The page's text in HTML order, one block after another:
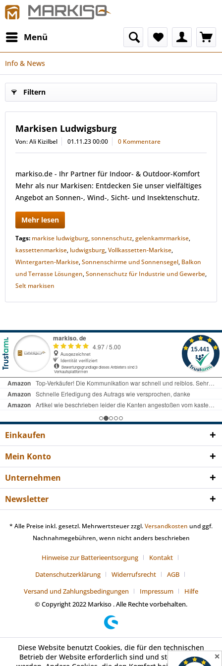
Menü
Info & News
Filtern
Markisen Ludwigsburg
Von: Ali Kizilbel 01.11.23 00:00 0 Kommentare
markiso.de - Ihr Partner für Indoor- & Outdoor-Komfort
Mehr als nur Markisen: Entdecken Sie unser vielfältiges
Angebot an Sonnen-, Wind-, Sicht- und Insektenschutz.
Mehr lesen
Tags: markise ludwigburg,sonnenschutz,gelenkamrmarkise,
kassettenmarkise, ludwigsburg,Vollkassetten-Markise,
Wintergarten-Markise,Sonnenschirme und Sonnensegel, Balkon
und Terrasse Lösungen,Sonnenschutz für Industrie und Gewerbe,
Selt markisen
✕
Einkaufen
Mein Konto
Unternehmen
Newsletter
* Alle Preise inkl. gesetzl. Mehrwertsteuer zzgl.Versandkosten und ggf.
Nachnahmegebühren, wenn nicht anders beschrieben
Hinweise zur Batterieentsorgung
Kontakt
Datenschutzerklärung
Widerrufsrecht
AGB
Versand und Zahlungsbedingungen
Impressum
Hilfe
© Copyright 2022 Markiso . Alle Rechte vorbehalten.
Diese Website benutzt Cookies, die für den technischen
Betrieb der Website erforderlich sind und stets gesetzt